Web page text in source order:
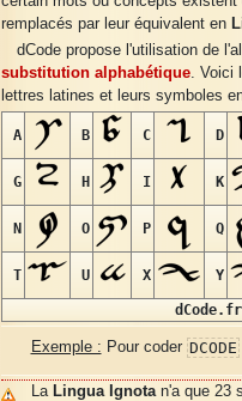
remplacés par leur équivalent en
dCode propose l'utilisation de
substitution alphabétique. Voici
lettres latines et leurs symboles
A B C D
G H I K
N O P Q
T U X Y
dCode.fr
Exemple : Pour coder DCODE
La Lingua Ignotan'a que 23